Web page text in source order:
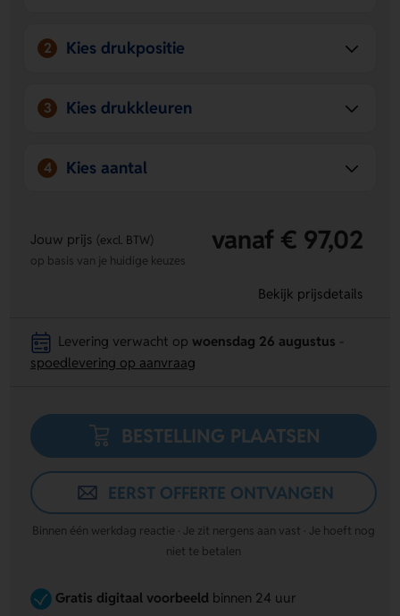
2 Kies drukpositie
3 Kies drukkleuren
4 Kies aantal
Jouw prijs (excl. BTW) vanaf € 97,02
op basis van je huidige keuzes
Bekijk prijsdetails
Levering verwacht op woensdag 26 augustus
spoedlevering op aanvraag
BESTELLING PLAATSEN
EERST OFFERTE ONTVANGEN
Binnen één werkdag reactie · Je zit nergens aan vast · Je hoeft nog
niet te betalen
Gratis digitaal voorbeeld binnen 24 uur